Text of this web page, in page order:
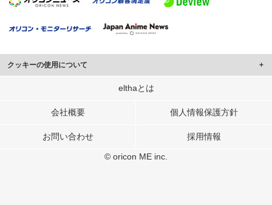
クッキーの使用について
このサイトでは Cookie を使用して、ユーザーに合わせたコンテンツや広告の
行っています。
メディアや広告配信、データ解析の各パートナーに提供しています。
elthaとは
会社概要 個人情報保護方針
お問い合わせ 採用情報
© oricon ME inc.